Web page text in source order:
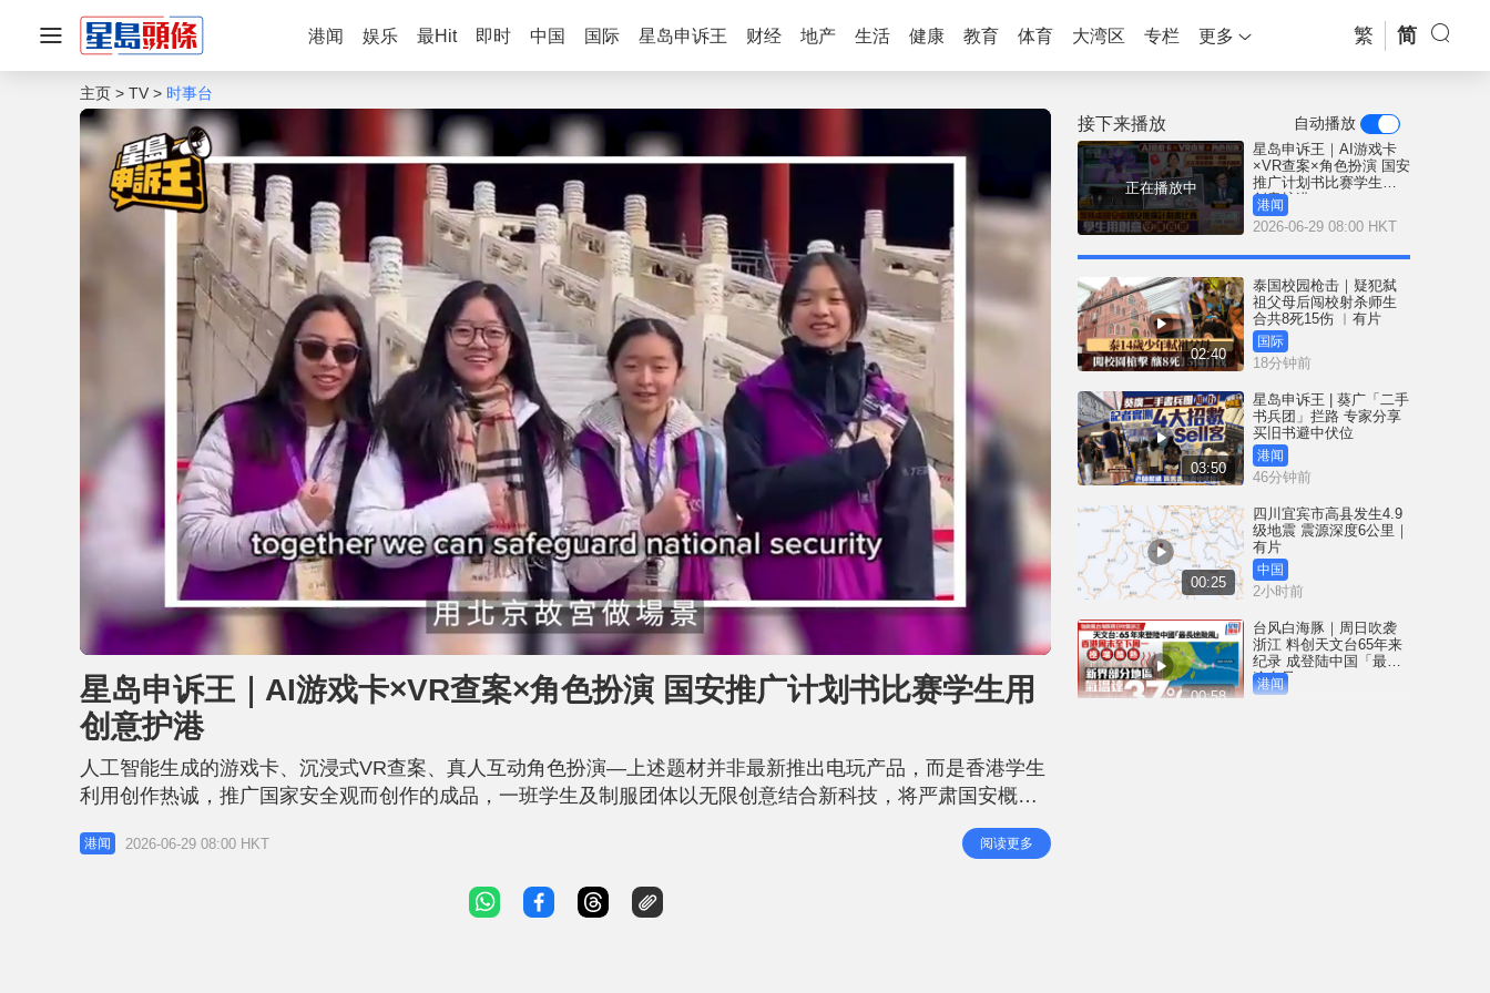
港闻 娱乐 最Hit 即时 中国 国际 星岛申诉王 财经 地产 生活 健康 教育 体育 大湾区 专栏 更多 繁 简
主页 TV 时事台
n
u
t
e
o
d
e
d
4
%
星岛申诉王｜AI游戏卡×VR查案×角色扮演 国安推广计划书比赛学生用
创意护港
人工智能生成的游戏卡、沉浸式VR查案、真人互动角色扮演—上述题材并非最新推出电玩产品，而是香港学生
利用创作热诚，推广国家安全观而创作的成品，一班学生及制服团体以无限创意结合新科技，将严肃国安概念
变成有趣又贴地的互动体验，于警务处国家安全处主办「NStudio同心‧共创‧护国安」推广计划书比赛中脱颖而
出，获奖团队期望以紧贴年轻人口味方式，令新生代更易理解总体国安全观概念。 警务处国家安全处主办「NS
港闻 2026-06-29 08:00 HKT 阅读更多
接下来播放 自动播放
正在播放中
星岛申诉王｜AI游戏卡
×VR查案×角色扮演 国安
推广计划书比赛学生用
创意护港
港闻
2026-06-29 08:00 HKT
02:40
泰国校园枪击｜疑犯弑
祖父母后闯校射杀师生
合共8死15伤 ︱有片
国际
18分钟前
03:50
星岛申诉王 | 葵广「二手
书兵团」拦路 专家分享
买旧书避中伏位
港闻
46分钟前
00:25
四川宜宾市高县发生4.9
级地震 震源深度6公里｜
有片
中国
2小时前
00:58
台风白海豚｜周日吹袭
浙江 料创天文台65年来
纪录 成登陆中国「最长
途台风」
港闻